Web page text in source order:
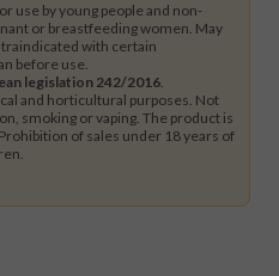
use by young people and non-
or breastfeeding women. May
with certain
before use.
legislation 242/2016.
and horticultural purposes. Not
smoking or vaping. The product is
of sales under 18 years of